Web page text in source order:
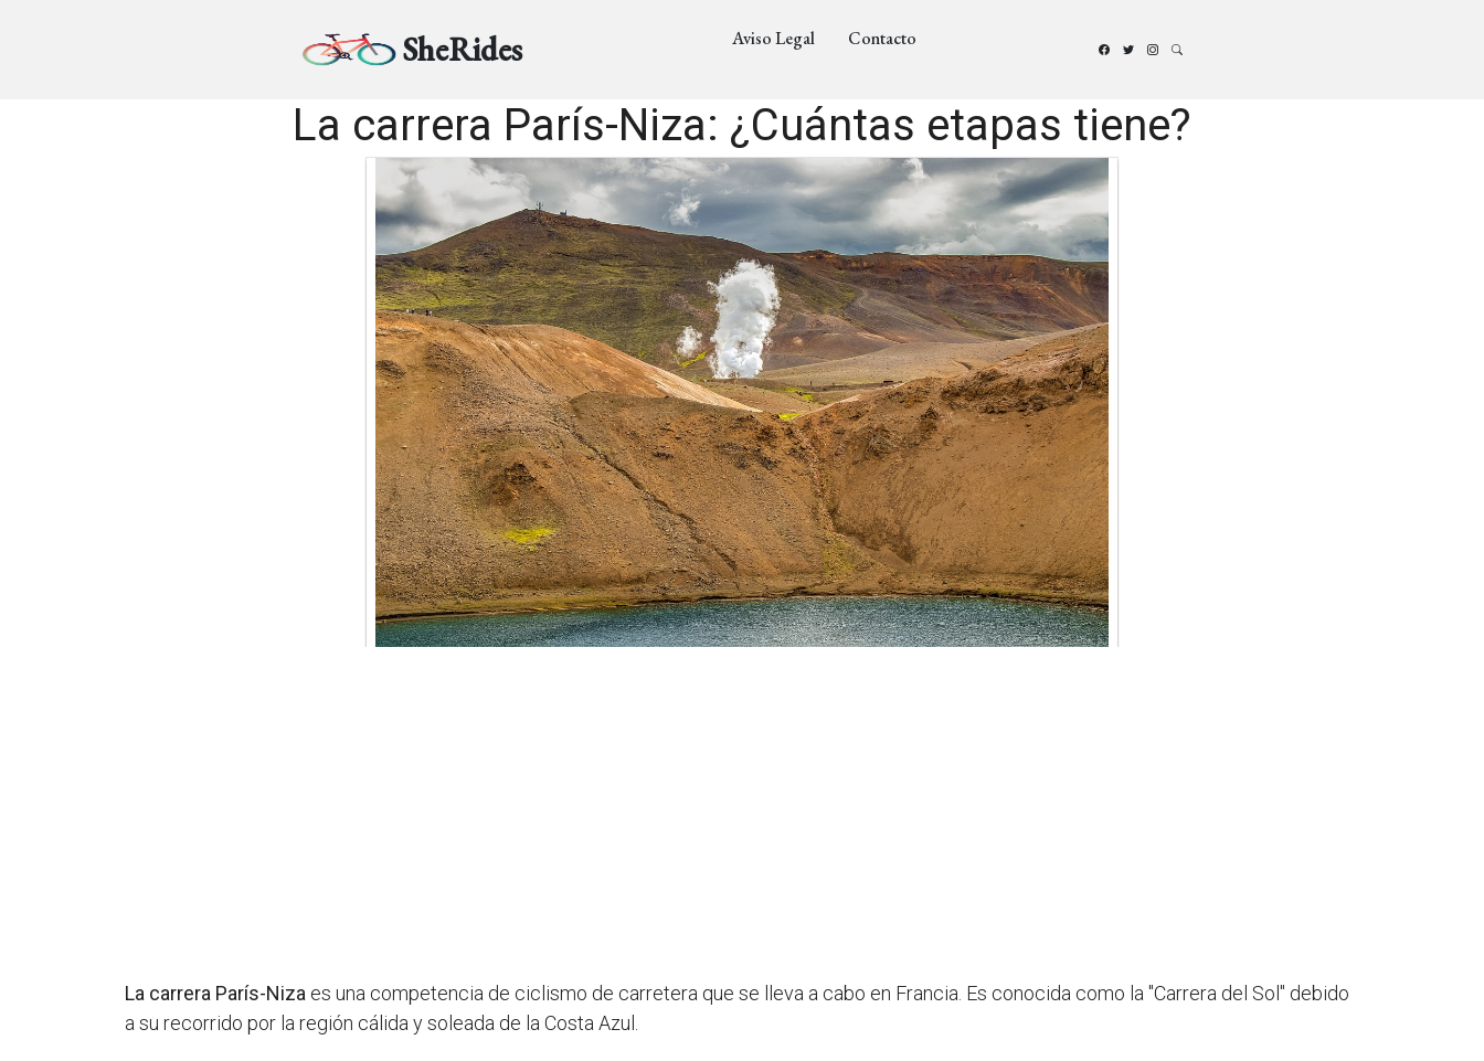
SheRides Aviso Legal Contacto
La carrera París-Niza: ¿Cuántas etapas tiene?
La carrera París-Niza es una competencia de ciclismo de carretera que se lleva a cabo en Francia. Es conocida como la "Carrera del Sol" debido
a su recorrido por la región cálida y soleada de la Costa Azul.